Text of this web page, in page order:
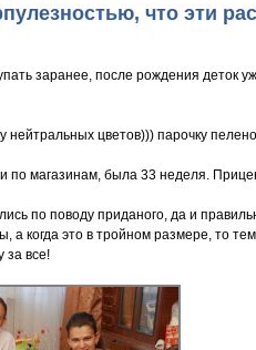
что эти
заранее, после рождения деток
нейтральных цветов))) парочку
по магазинам, была 33 неделя.
по поводу приданого, да и
а когда это в тройном размере, то
за все!